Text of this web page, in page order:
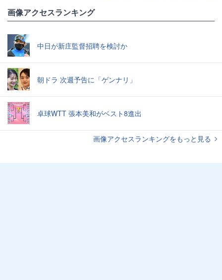
画像アクセスランキング
中日が新庄監督招聘を検討か
朝ドラ 次週予告に「ゲンナリ」
卓球WTT 張本美和がベスト8進出
画像アクセスランキングをもっと見る